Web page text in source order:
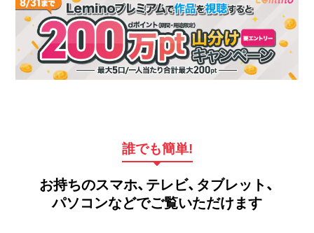
誰でも簡単!
お持ちのスマホ、テレビ、タブレット、
パソコンなどでご覧いただけます